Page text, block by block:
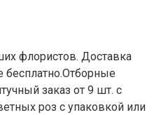
флористов. Доставка
заказ от 9 шт. с
роз с упаковкой или